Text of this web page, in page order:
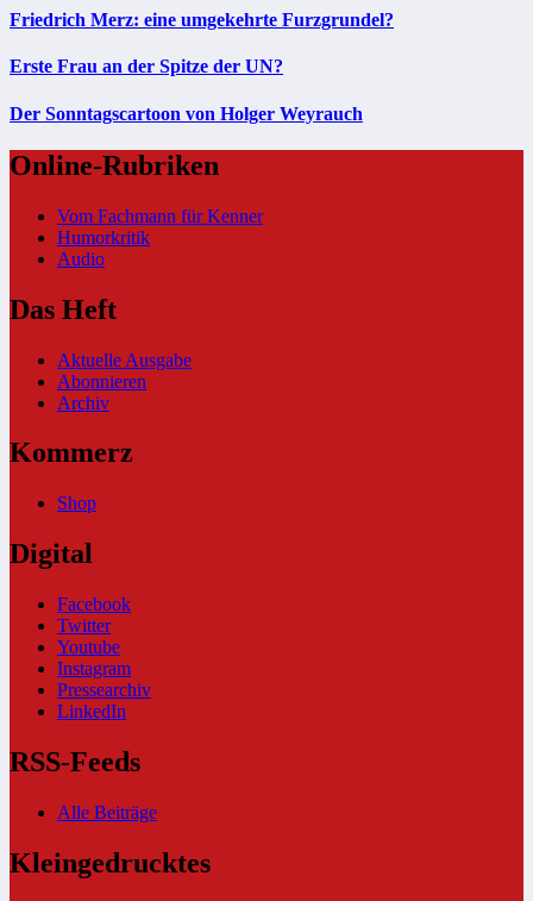
Friedrich Merz: eine umgekehrte Furzgrundel?
Erste Frau an der Spitze der UN?
Der Sonntagscartoon von Holger Weyrauch
Online-Rubriken
Vom Fachmann für Kenner
Humorkritik
Audio
Das Heft
Aktuelle Ausgabe
Abonnieren
Archiv
Kommerz
Shop
Digital
Facebook
Twitter
Youtube
Instagram
Pressearchiv
LinkedIn
RSS-Feeds
Alle Beiträge
Kleingedrucktes